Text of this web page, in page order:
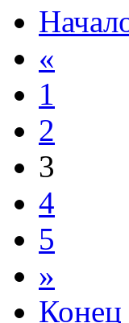
«
1
2
3
4
5
»
Конец